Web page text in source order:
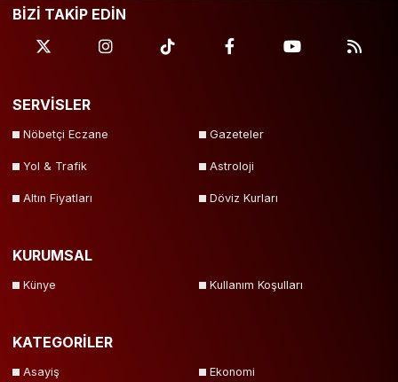
Uşak
Zonguldak
BİZİ TAKİP EDİN
SERVİSLER
Nöbetçi Eczane Gazeteler
Yol & Trafik Astroloji
Altın Fiyatları Döviz Kurları
KURUMSAL
Künye Kullanım Koşulları
KATEGORİLER
Asayiş Ekonomi